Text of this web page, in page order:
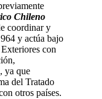
Chileno
coordinar y
y actúa bajo
con
ya que
del Tratado
otros países.